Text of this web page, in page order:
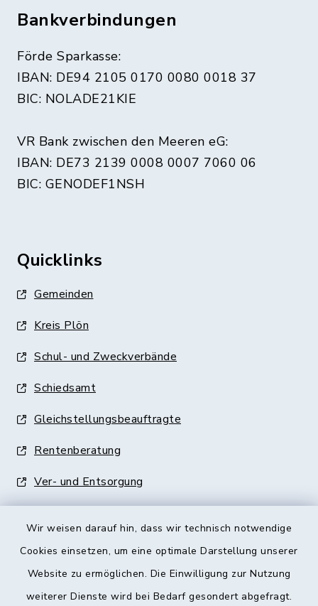
Wir weisen darauf hin, dass wir technisch notwendige
Cookies einsetzen, um eine optimale Darstellung unserer
Website zu ermöglichen. Die Einwilligung zur Nutzung
weiterer Dienste wird bei Bedarf gesondert abgefragt.
Bankverbindungen
Förde Sparkasse:
IBAN: DE94 2105 0170 0080 0018 37
BIC: NOLADE21KIE
VR Bank zwischen den Meeren eG:
IBAN: DE73 2139 0008 0007 7060 06
BIC: GENODEF1NSH
Quicklinks
Gemeinden
Kreis Plön
Schul- und Zweckverbände
Schiedsamt
Gleichstellungsbeauftragte
Rentenberatung
Ver- und Entsorgung